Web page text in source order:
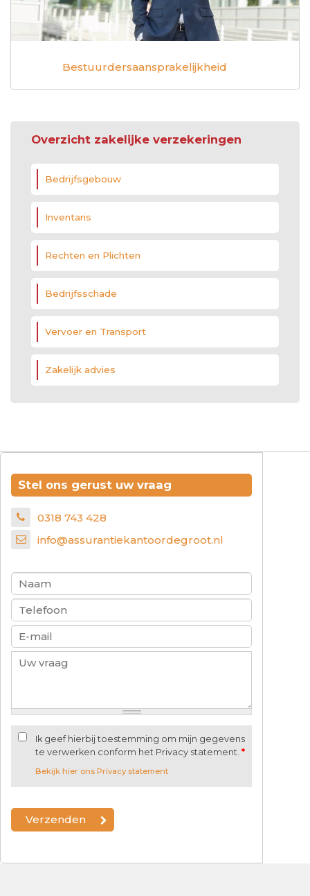
Bestuurdersaansprakelijkheid
Overzicht zakelijke verzekeringen
Bedrijfsgebouw
Inventaris
Rechten en Plichten
Bedrijfsschade
Vervoer en Transport
Zakelijk advies
Stel ons gerust uw vraag
0318 743 428
info@assurantiekantoordegroot.nl
Ik geef hierbij toestemming om mijn gegevens
te verwerken conform het Privacy statement. *
Bekijk hier ons Privacy statement